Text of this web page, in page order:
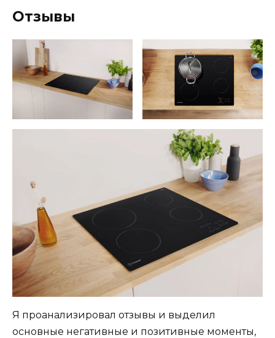
Отзывы
Я проанализировал отзывы и выделил
основные негативные и позитивные моменты,